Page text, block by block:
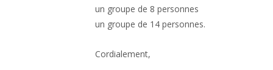
un groupe de 8 personnes
un groupe de 14 personnes.
Cordialement,